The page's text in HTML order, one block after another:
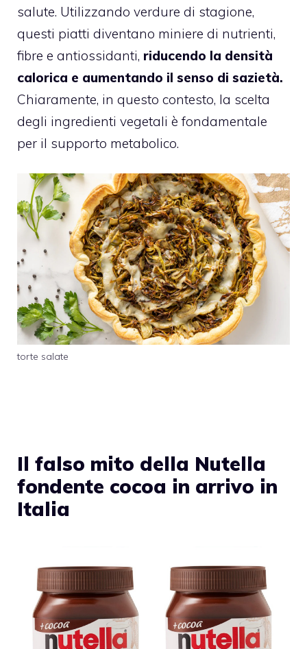
salute. Utilizzando verdure di stagione,
questi piatti diventano miniere di nutrienti,
fibre e antiossidanti, riducendo la densità
calorica e aumentando il senso di sazietà.
Chiaramente, in questo contesto, la scelta
degli ingredienti vegetali è fondamentale
per il supporto metabolico.
torte salate
Il falso mito della Nutella
fondente cocoa in arrivo in
Italia